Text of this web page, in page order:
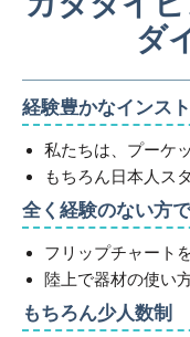
ダ
経験豊かなインス
私たちは、プーケ
もちろん日本人ス
全く経験のない方
フリップチャート
陸上で器材の使い
もちろん少人数制